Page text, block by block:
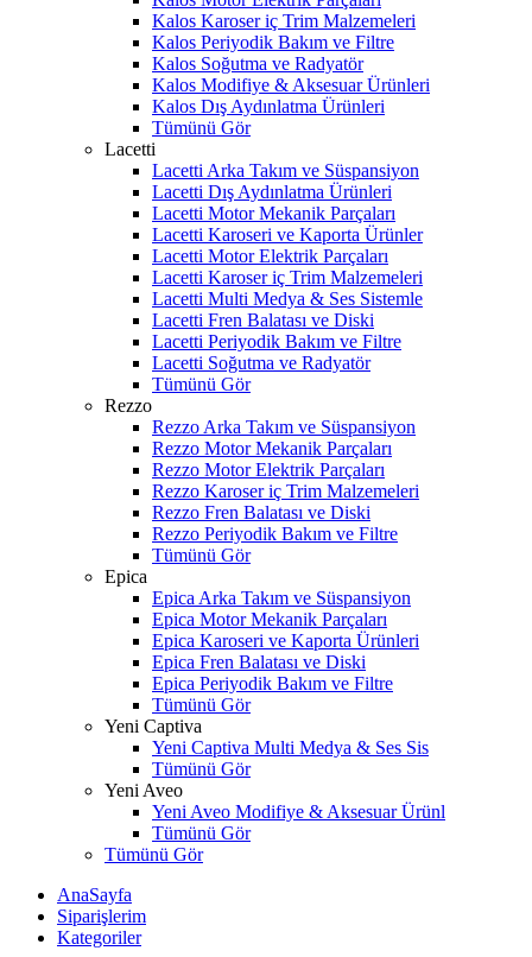
Kalos Karoser iç Trim Malzemeleri
Kalos Periyodik Bakım ve Filtre
Kalos Soğutma ve Radyatör
Kalos Modifiye & Aksesuar Ürünleri
Kalos Dış Aydınlatma Ürünleri
Tümünü Gör
Lacetti
Lacetti Arka Takım ve Süspansiyon
Lacetti Dış Aydınlatma Ürünleri
Lacetti Motor Mekanik Parçaları
Lacetti Karoseri ve Kaporta Ürünler
Lacetti Motor Elektrik Parçaları
Lacetti Karoser iç Trim Malzemeleri
Lacetti Multi Medya & Ses Sistemle
Lacetti Fren Balatası ve Diski
Lacetti Periyodik Bakım ve Filtre
Lacetti Soğutma ve Radyatör
Tümünü Gör
Rezzo
Rezzo Arka Takım ve Süspansiyon
Rezzo Motor Mekanik Parçaları
Rezzo Motor Elektrik Parçaları
Rezzo Karoser iç Trim Malzemeleri
Rezzo Fren Balatası ve Diski
Rezzo Periyodik Bakım ve Filtre
Tümünü Gör
Epica
Epica Arka Takım ve Süspansiyon
Epica Motor Mekanik Parçaları
Epica Karoseri ve Kaporta Ürünleri
Epica Fren Balatası ve Diski
Epica Periyodik Bakım ve Filtre
Tümünü Gör
Yeni Captiva
Yeni Captiva Multi Medya & Ses Sis
Tümünü Gör
Yeni Aveo
Yeni Aveo Modifiye & Aksesuar Ürünl
Tümünü Gör
Tümünü Gör
AnaSayfa
Siparişlerim
Kategoriler